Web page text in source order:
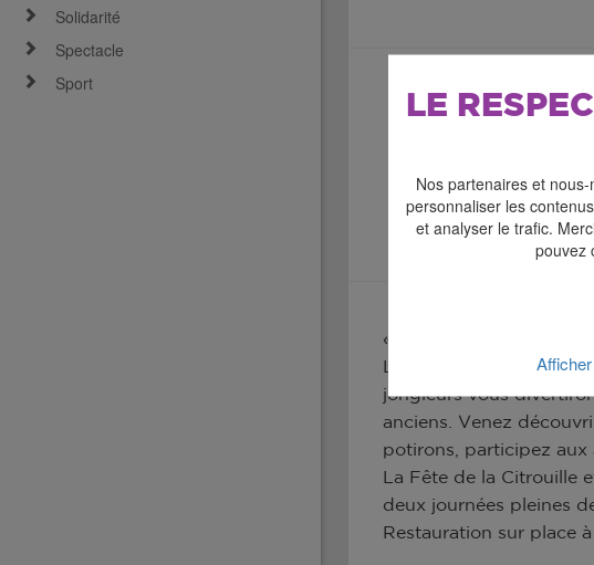
LE
Nos partenaires et
personnaliser les
et analyser le trafic.
pouvez
Solidarité
Spectacle
Sport
« Une journée
Les 11 et 12 octobre,
jongleurs vous
anciens. Venez
potirons, participez aux
La Fête de la Citrouille
deux journées pleines
Restauration sur place